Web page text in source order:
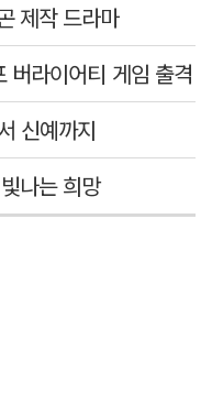
제작 드라마
버라이어티 게임 출격
신예까지
나는 희망